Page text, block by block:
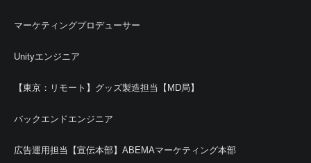
マーケティングプロデューサー
Unityエンジニア
【東京：リモート】グッズ製造担当【MD局】
バックエンドエンジニア
広告運用担当【宣伝本部】ABEMAマーケティング本部